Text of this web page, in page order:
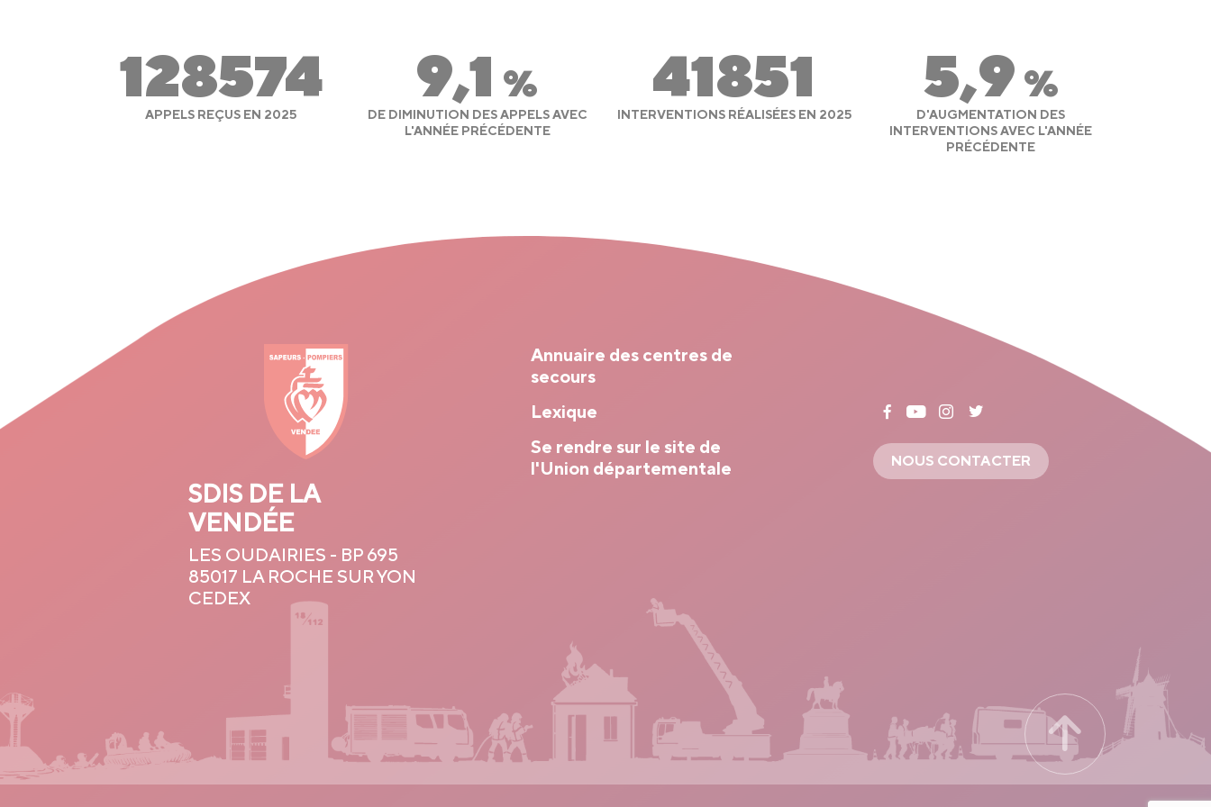
128574
APPELS REÇUS EN 2025
9,1 %
DE DIMINUTION DES APPELS AVEC
L'ANNÉE PRÉCÉDENTE
41851
INTERVENTIONS RÉALISÉES EN 2025
5,9 %
D'AUGMENTATION DES
INTERVENTIONS AVEC L'ANNÉE
PRÉCÉDENTE
SDIS DE LA
VENDÉE
LES OUDAIRIES - BP 695
85017 LA ROCHE SUR YON
CEDEX
Annuaire des centres de
secours
Lexique
Se rendre sur le site de
l'Union départementale
NOUS CONTACTER